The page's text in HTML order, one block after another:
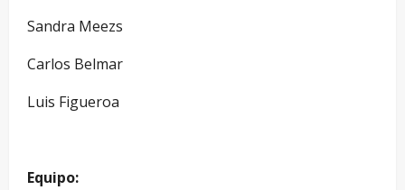
Sandra Meezs
Carlos Belmar
Luis Figueroa
Equipo: